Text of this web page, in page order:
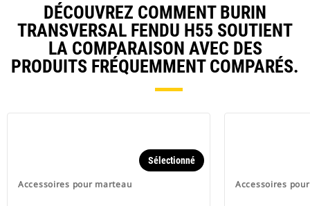
DÉCOUVREZ COMMENT BURIN
TRANSVERSAL FENDU H55 SOUTIENT
LA COMPARAISON AVEC DES
PRODUITS FRÉQUEMMENT COMPARÉS.
Accessoires pour marteau
Sélectionné
Accessoires